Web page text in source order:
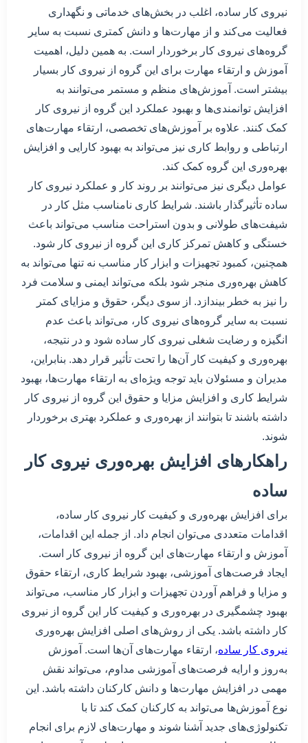
نیروی کار ساده، اغلب در بخش‌های خدماتی و نگهداری
فعالیت می‌کند و از مهارت‌ها و دانش کمتری نسبت به سایر
گروه‌های نیروی کار برخوردار است. به همین دلیل، اهمیت
آموزش و ارتقاء مهارت برای این گروه از نیروی کار بسیار
بیشتر است. آموزش‌های منظم و مستمر می‌توانند به
افزایش توانمندی‌ها و بهبود عملکرد این گروه از نیروی کار
کمک کنند. علاوه بر آموزش‌های تخصصی، ارتقاء مهارت‌های
ارتباطی و روابط کاری نیز می‌تواند به بهبود کارایی و افزایش
بهره‌وری این گروه کمک کند.
عوامل دیگری نیز می‌توانند بر روند کار و عملکرد نیروی کار
ساده تأثیرگذار باشند. شرایط کاری نامناسب مثل کار در
شیفت‌های طولانی و بدون استراحت مناسب می‌تواند باعث
خستگی و کاهش تمرکز کاری این گروه از نیروی کار شود.
همچنین، کمبود تجهیزات و ابزار کار مناسب نه تنها می‌تواند به
کاهش بهره‌وری منجر شود بلکه می‌تواند ایمنی و سلامت فرد
را نیز به خطر بیندازد. از سوی دیگر، حقوق و مزایای کمتر
نسبت به سایر گروه‌های نیروی کار، می‌تواند باعث عدم
انگیزه و رضایت شغلی نیروی کار ساده شود و در نتیجه،
بهره‌وری و کیفیت کار آن‌ها را تحت تأثیر قرار دهد. بنابراین،
مدیران و مسئولان باید توجه ویژه‌ای به ارتقاء مهارت‌ها، بهبود
شرایط کاری و افزایش مزایا و حقوق این گروه از نیروی کار
داشته باشند تا بتوانند از بهره‌وری و عملکرد بهتری برخوردار
شوند.
راهکارهای افزایش بهره‌وری نیروی کار
ساده
برای افزایش بهره‌وری و کیفیت کار نیروی کار ساده،
اقدامات متعددی می‌توان انجام داد. از جمله این اقدامات،
آموزش و ارتقاء مهارت‌های این گروه از نیروی کار است.
ایجاد فرصت‌های آموزشی، بهبود شرایط کاری، ارتقاء حقوق
و مزایا و فراهم آوردن تجهیزات و ابزار کار مناسب، می‌تواند
بهبود چشمگیری در بهره‌وری و کیفیت کار این گروه از نیروی
کار داشته باشد. یکی از روش‌های اصلی افزایش بهره‌وری
نیروی کار ساده، ارتقاء مهارت‌های آن‌ها است. آموزش
به‌روز و ارایه فرصت‌های آموزشی مداوم، می‌تواند نقش
مهمی در افزایش مهارت‌ها و دانش کارکنان داشته باشد. این
نوع آموزش‌ها می‌تواند به کارکنان کمک کند تا با
تکنولوژی‌های جدید آشنا شوند و مهارت‌های لازم برای انجام